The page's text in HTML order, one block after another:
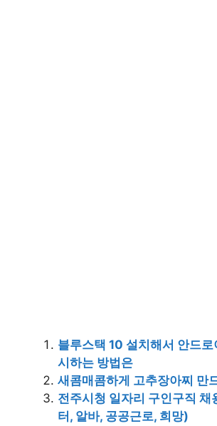
블루스택 10 설치해서 안드로
시하는 방법은
새콤매콤하게 고추장아찌 만
전주시청 일자리 구인구직 채
터, 알바, 공공근로, 희망)